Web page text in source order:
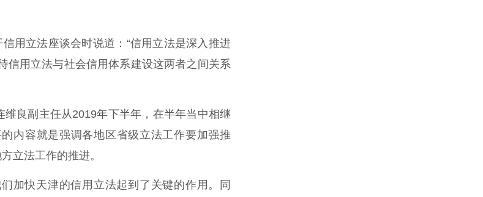
用立法座谈会时说道：“信用立法是深入推进
信用立法与社会信用体系建设这两者之间关系
良副主任从2019年下半年，在半年当中相继
内容就是强调各地区省级立法工作要加强推
立法工作的推进。
加快天津的信用立法起到了关键的作用。同